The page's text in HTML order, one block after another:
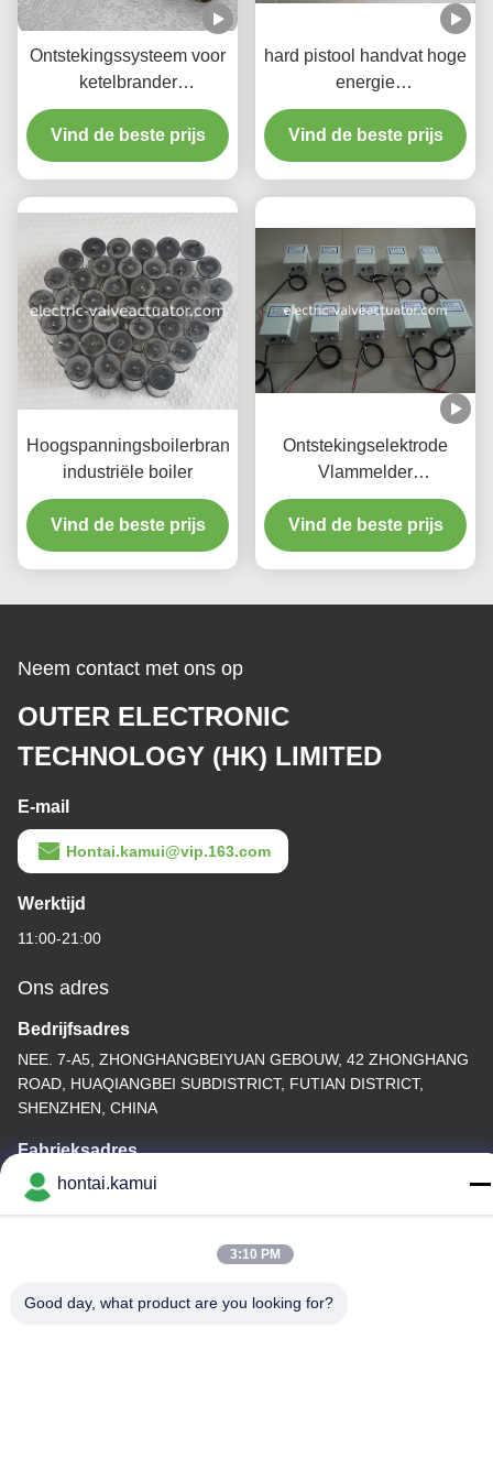
Ontstekingssysteem voor
ketelbrander
Vlamdetector Systeem
Elektrisch
Ontstekingsapparaat
Vind de beste prijs
hard pistool handvat hoge
energie
ontstekingspistool ketel
brandstaaf ketel
ontstekingssysteem
Vind de beste prijs
Hoogspanningsboilerbrander
industriële boiler
Vind de beste prijs
Ontstekingselektrode
Vlammelder
Hoogwaardig
ontstekingssysteem
Industrieel
Vind de beste prijs
Neem contact met ons op
OUTER ELECTRONIC
TECHNOLOGY (HK) LIMITED
E-mail
Hontai.kamui@vip.163.com
Werktijd
11:00-21:00
Ons adres
Bedrijfsadres
NEE. 7-A5, ZHONGHANGBEIYUAN GEBOUW, 42 ZHONGHANG
ROAD, HUAQIANGBEI SUBDISTRICT, FUTIAN DISTRICT,
SHENZHEN, CHINA
Fabrieksadres
Telefoon
hontai.kamui
3:10 PM
Good day, what product are you looking for?